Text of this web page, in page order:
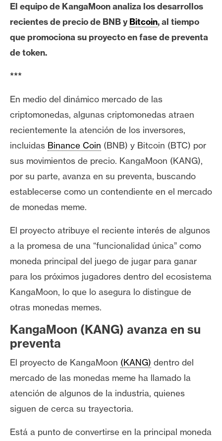
h
e
e
u
I
A
A
n
á
l
s
s
N
t
a
d
e
P
r
e
n
s
El equipo de KangaMoon analiza los desarrollos
recientes de precio de BNB yBitcoin, al tiempo
que promociona su proyecto en fase de preventa
de token.
***
En medio del dinámico mercado de las
criptomonedas, algunas criptomonedas atraen
recientemente la atención de los inversores,
incluidas Binance Coin (BNB) y Bitcoin (BTC) por
sus movimientos de precio. KangaMoon (KANG),
por su parte, avanza en su preventa, buscando
establecerse como un contendiente en el mercado
de monedas meme.
El proyecto atribuye el reciente interés de algunos
a la promesa de una “funcionalidad única” como
moneda principal del juego de jugar para ganar
para los próximos jugadores dentro del ecosistema
KangaMoon, lo que lo asegura lo distingue de
otras monedas memes.
KangaMoon (KANG) avanza en su
preventa
El proyecto de KangaMoon (KANG) dentro del
mercado de las monedas meme ha llamado la
atención de algunos de la industria, quienes
siguen de cerca su trayectoria.
Está a punto de convertirse en la principal moneda